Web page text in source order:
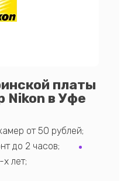
платы
Nikon в Уфе
от 50 рублей;
до 2 часов;
лет;